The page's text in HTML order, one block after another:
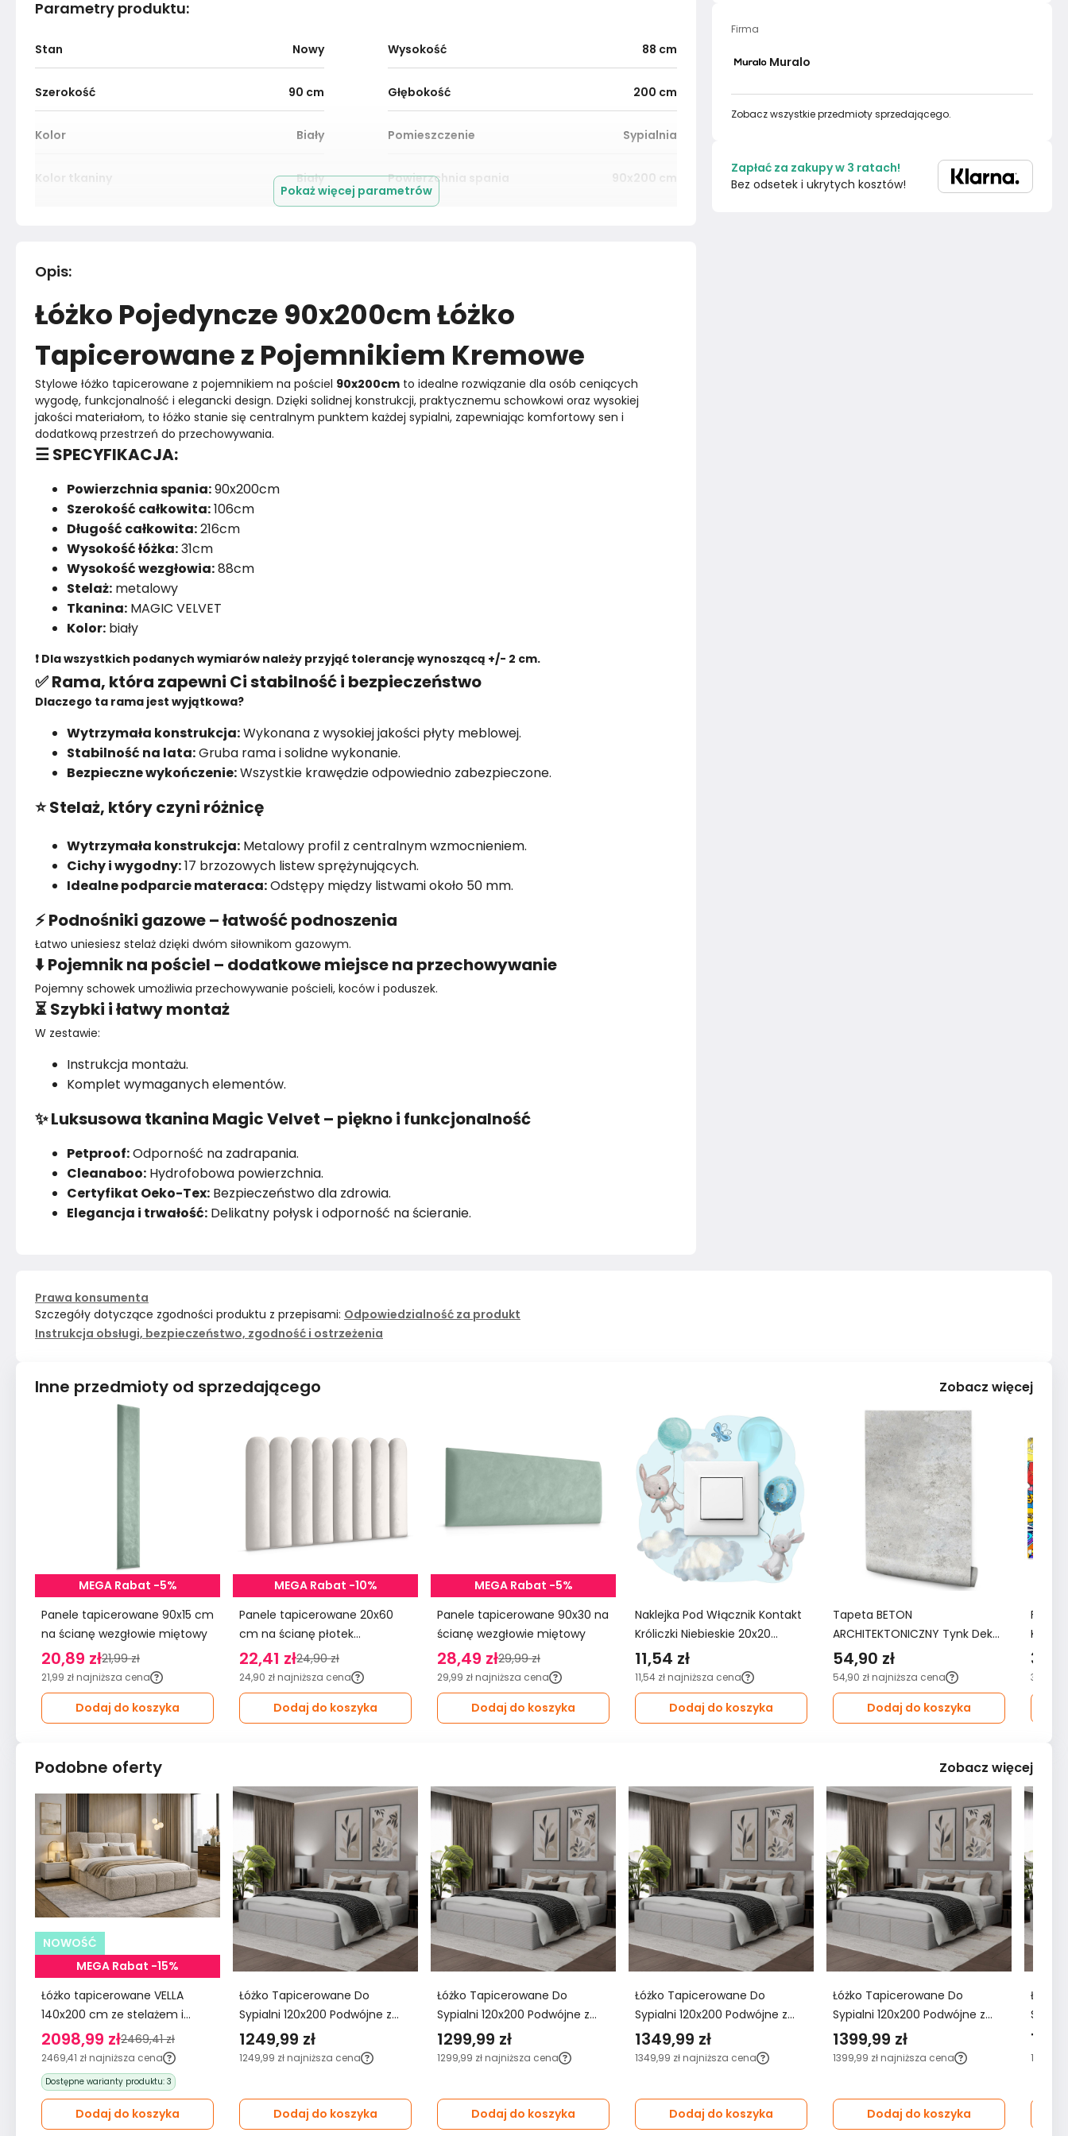
Parametry produktu:
Stan Nowy Wysokość 88 cm
Szerokość 90 cm Głębokość 200 cm
Kolor Biały Pomieszczenie Sypialnia
Kolor tkaniny Biały Powierzchnia spania 90x200 cm
Wysokość wezgłowia
Montaż Rozłożony Rok produkcji
Pokaż więcej parametrów
Opis:
Łóżko Pojedyncze 90x200cm Łóżko
Tapicerowane z Pojemnikiem Kremowe
Stylowe łóżko tapicerowane z pojemnikiem na pościel 90x200cm to idealne rozwiązanie dla osób ceniących
wygodę, funkcjonalność i elegancki design. Dzięki solidnej konstrukcji, praktycznemu schowkowi oraz wysokiej
jakości materiałom, to łóżko stanie się centralnym punktem każdej sypialni, zapewniając komfortowy sen i
dodatkową przestrzeń do przechowywania.
☰ SPECYFIKACJA:
Powierzchnia spania:90x200cm
Szerokość całkowita:106cm
Długość całkowita:216cm
Wysokość łóżka:31cm
Wysokość wezgłowia:88cm
Stelaż: metalowy
Tkanina: MAGIC VELVET
Kolor: biały
❗ Dla wszystkich podanych wymiarów należy przyjąć tolerancję wynoszącą +/- 2 cm.
✅ Rama, która zapewni Ci stabilność i bezpieczeństwo
Dlaczego ta rama jest wyjątkowa?
Wytrzymała konstrukcja:Wykonana z wysokiej jakości płyty meblowej.
Stabilność na lata:Gruba rama i solidne wykonanie.
Bezpieczne wykończenie:Wszystkie krawędzie odpowiednio zabezpieczone.
⭐ Stelaż, który czyni różnicę
Wytrzymała konstrukcja: Metalowy profil z centralnym wzmocnieniem.
Cichy i wygodny:17 brzozowych listew sprężynujących.
Idealne podparcie materaca:Odstępy między listwami około 50 mm.
⚡ Podnośniki gazowe – łatwość podnoszenia
Łatwo uniesiesz stelaż dzięki dwóm siłownikom gazowym.
⬇️ Pojemnik na pościel – dodatkowe miejsce na przechowywanie
Pojemny schowek umożliwia przechowywanie pościeli, koców i poduszek.
⏳ Szybki i łatwy montaż
W zestawie:
Instrukcja montażu.
Komplet wymaganych elementów.
✨ Luksusowa tkanina Magic Velvet – piękno i funkcjonalność
Petproof:Odporność na zadrapania.
Cleanaboo: Hydrofobowa powierzchnia.
Certyfikat Oeko-Tex: Bezpieczeństwo dla zdrowia.
Elegancja i trwałość: Delikatny połysk i odporność na ścieranie.
Firma
Muralo
Zobacz wszystkie przedmioty sprzedającego.
Zapłać za zakupy w 3 ratach!
Bez odsetek i ukrytych kosztów!
Prawa konsumenta
Szczegóły dotyczące zgodności produktu z przepisami: Odpowiedzialność za produkt
Instrukcja obsługi, bezpieczeństwo, zgodność i ostrzeżenia
Inne przedmioty od sprzedającego Zobacz więcej
MEGA Rabat -5%
Panele tapicerowane 90x15 cm
na ścianę wezgłowie miętowy
20,89 zł21,99 zł
21,99 zł najniższa cena
Dodaj do koszyka
MEGA Rabat -10%
Panele tapicerowane 20x60
cm na ścianę płotek
wezgłowie kremowy
22,41 zł24,90 zł
24,90 zł najniższa cena
Dodaj do koszyka
MEGA Rabat -5%
Panele tapicerowane 90x30 na
ścianę wezgłowie miętowy
28,49 zł29,99 zł
29,99 zł najniższa cena
Dodaj do koszyka
Naklejka Pod Włącznik Kontakt
Króliczki Niebieskie 20x20
Balony Do Pokoju Dziecka
11,54 zł
11,54 zł najniższa cena
Dodaj do koszyka
Tapeta BETON
ARCHITEKTONICZNY Tynk Dekor
Ścienny Do Salonu 3D Wzór
Nowoczesny
54,90 zł
54,90 zł najniższa cena
Dodaj do koszyka
3D do
349,99
Podobne oferty Zobacz więcej
NOWOŚĆ
MEGA Rabat -15%
Łóżko tapicerowane VELLA
140x200 cm ze stelażem i
pojemnikiem boucle do
sypialni beżowe
2098,99 zł2469,41 zł
2469,41 zł najniższa cena
Dostępne warianty produktu: 3
Dodaj do koszyka
Łóżko Tapicerowane Do
Sypialni 120x200 Podwójne z
Pojemnikiem Szare
1249,99 zł
1249,99 zł najniższa cena
Dodaj do koszyka
Łóżko Tapicerowane Do
Sypialni 120x200 Podwójne z
Pojemnikiem Szare
1299,99 zł
1299,99 zł najniższa cena
Dodaj do koszyka
Łóżko Tapicerowane Do
Sypialni 120x200 Podwójne z
Pojemnikiem Szare
1349,99 zł
1349,99 zł najniższa cena
Dodaj do koszyka
Łóżko Tapicerowane Do
Sypialni 120x200 Podwójne z
Pojemnikiem Szare
1399,99 zł
1399,99 zł najniższa cena
Dodaj do koszyka
Łóżko
Sypialni 140x200
1299,99